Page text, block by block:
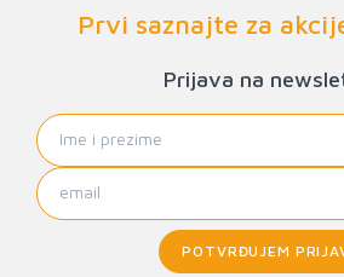
Prvi saznajte za
Prijava na
POTVRĐUJEM